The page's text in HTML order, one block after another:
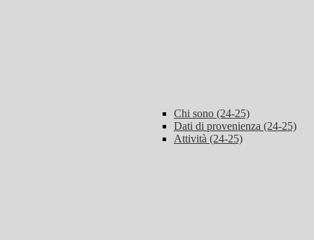
Chi sono (24-25)
Dati di provenienza (24-25)
Attività (24-25)